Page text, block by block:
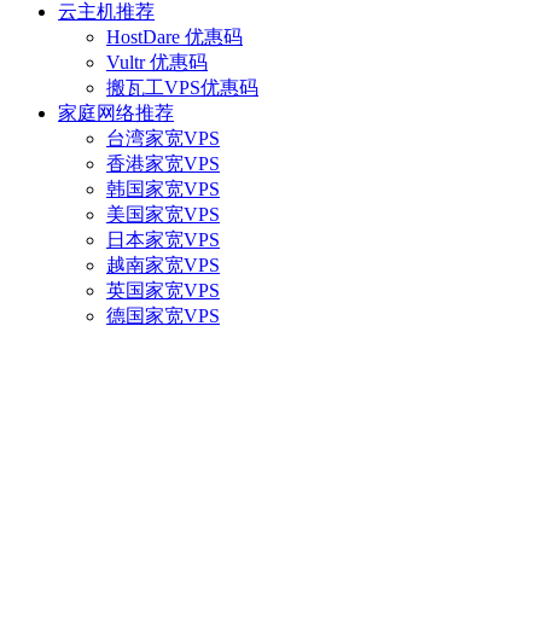
云主机推荐
HostDare 优惠码
Vultr 优惠码
搬瓦工VPS优惠码
家庭网络推荐
台湾家宽VPS
香港家宽VPS
韩国家宽VPS
美国家宽VPS
日本家宽VPS
越南家宽VPS
英国家宽VPS
德国家宽VPS